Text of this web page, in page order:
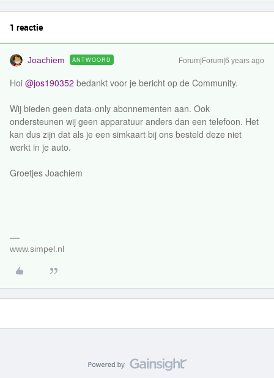
1 reactie
Joachiem ANTWOORD Forum|Forum|6 years ago
Hoi @jos190352 bedankt voor je bericht op de Community.
Wij bieden geen data-only abonnementen aan. Ook
ondersteunen wij geen apparatuur anders dan een telefoon. Het
kan dus zijn dat als je een simkaart bij ons besteld deze niet
werkt in je auto.
Groetjes Joachiem
www.simpel.nl